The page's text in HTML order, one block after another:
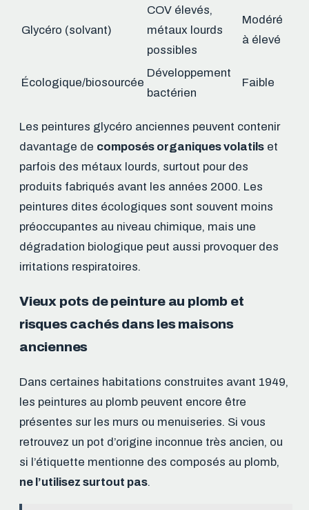
Glycéro (solvant)
COV élevés,
métaux lourds
possibles
Modéré
à élevé
Écologique/biosourcée
Développement
bactérien
Faible
Les peintures glycéro anciennes peuvent contenir
davantage de composés organiques volatils et
parfois des métaux lourds, surtout pour des
produits fabriqués avant les années 2000. Les
peintures dites écologiques sont souvent moins
préoccupantes au niveau chimique, mais une
dégradation biologique peut aussi provoquer des
irritations respiratoires.
Vieux pots de peinture au plomb et
risques cachés dans les maisons
anciennes
Dans certaines habitations construites avant 1949,
les peintures au plomb peuvent encore être
présentes sur les murs ou menuiseries. Si vous
retrouvez un pot d’origine inconnue très ancien, ou
si l’étiquette mentionne des composés au plomb,
ne l’utilisez surtout pas.